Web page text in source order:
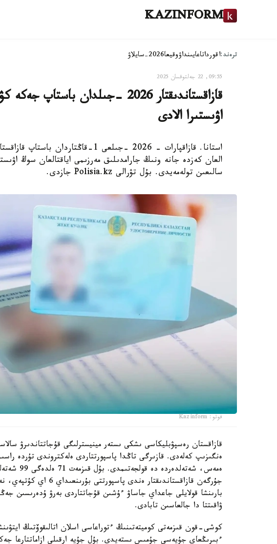
KAZINFORM
ترەند:اقورداتاعايىنداۋوقيعا2026-سايلاۋ
09:55, 22 جەلتوقسان 2025
قازاقستاندىقتار 2026 -جىلدان
اۋىستىرا الادى
استانا. قازاقپارات - 2026 -جىلعى 1-
العان كەزدە جانە ونىڭ جارامدىلىق مەرزىمى اياقتالعان سوڭ
سالىعىن تولەمەيدى. بۇل تۋرالى Polisia.kz جازدى.
فوتو: Kazinform
قازاقستان رەسپۋبليكاسى ىشكى ىستەر مينيسترلىگى قۇجاتتاندىرۋ
ەنگىزىپ كەلەدى. قازىرگى تاڭدا پاسپورتتاردى ەلەكتروندى تۇردە
ەمەس،
بارىنشا قولايلى جاعداي جاساۋ ءۇشىن قۇجاتتاردى بەرۋ ۇدەرىسىن
ۋاقىتتا دا جالعاسىن تابادى.
كوشى-قون قىزمەتى كوميتەتىنىڭ ءتوراعاسى اسلان اتالىقوۆتىڭ
ءبىرىڭعاي جۇيەسى جۇمىس ىستەيدى. بۇل جۇيە ارقىلى ازاماتتارعا